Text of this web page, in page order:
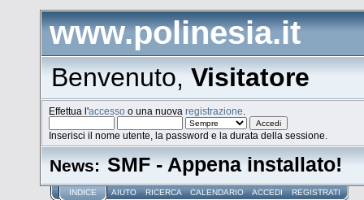
www.polinesia.it
Benvenuto,Visitatore
Effettua l'accesso o una nuovaregistrazione
Inserisci il nome utente, la password e la durata della sessione.
News: SMF - Appena installato!
INDICE AIUTO RICERCA CALENDARIO ACCEDI REGISTRATI